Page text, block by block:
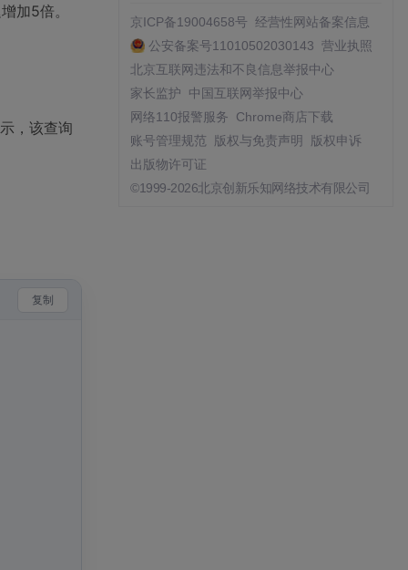
加5倍。
，该查询
复制
京ICP备19004658号 经营性网站备案信息
公安备案号11010502030143 营业执照
北京互联网违法和不良信息举报中心
家长监护
中国互联网举报中心
网络110报警服务
Chrome商店下载
账号管理规范
版权与免责声明
版权申诉
出版物许可证
©1999-2026北京创新乐知网络技术有限公司